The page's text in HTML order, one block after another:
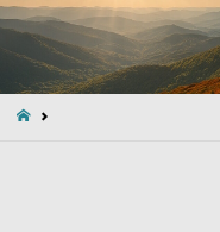
STRONA